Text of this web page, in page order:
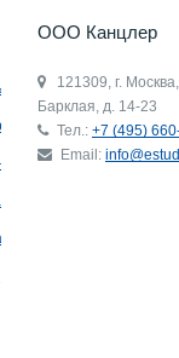
ООО Канцлер
121309, г.
Барклая, д. 14-23
Тел.: +7 (495)
Email: